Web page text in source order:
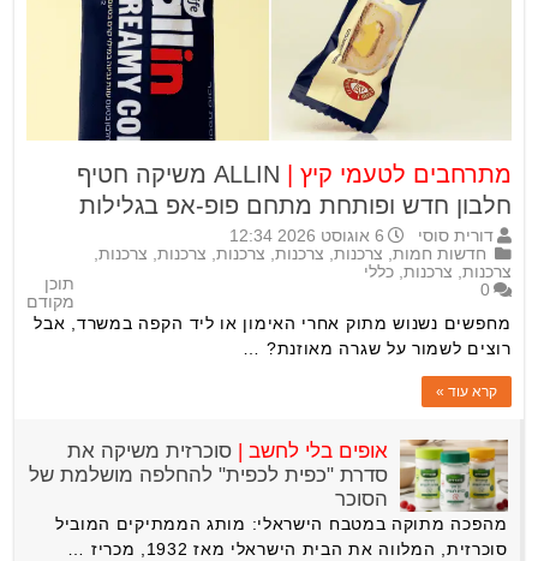
מתרחבים לטעמי קיץ |
ALLIN משיקה חטיף
חלבון חדש ופותחת מתחם פופ-אפ בגלילות
דורית סוסי
6 אוגוסט 2026 12:34
חדשות חמות, צרכנות, צרכנות, צרכנות, צרכנות, צרכנות,
צרכנות, צרכנות, כללי
0
תוכן
מקודם
מחפשים נשנוש מתוק אחרי האימון או ליד הקפה במשרד, אבל
רוצים לשמור על שגרה מאוזנת? …
קרא עוד »
אופים בלי לחשב | סוכרזית משיקה את
סדרת "כפית לכפית" להחלפה מושלמת של
הסוכר
מהפכה מתוקה במטבח הישראלי: מותג הממתיקים המוביל
סוכרזית, המלווה את הבית הישראלי מאז 1932, מכריז …